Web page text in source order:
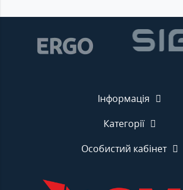
Інформація
Категорії
Особистий кабінет